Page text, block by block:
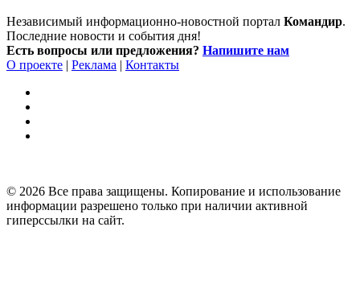
Независимый информационно-новостной портал Командир.
Последние новости и события дня!
Есть вопросы или предложения? Напишите нам
О проекте | Реклама | Контакты
© 2026 Все права защищены. Копирование и использование
информации разрешено только при наличии активной
гиперссылки на сайт.